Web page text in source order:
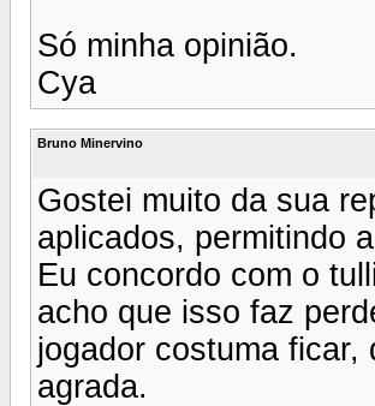
Só minha opinião.
Cya
Bruno Minervino
Gostei muito da sua
aplicados, permitindo
Eu concordo com o
acho que isso faz
jogador costuma ficar,
agrada.